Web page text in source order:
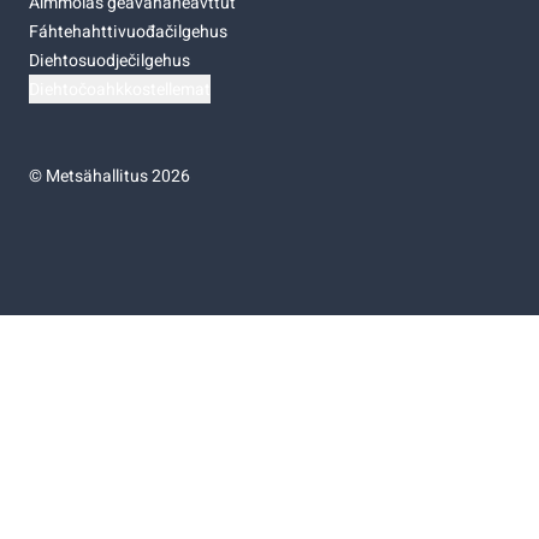
Fáhtehahttivuođačilgehus
Diehtosuodječilgehus
©Metsähallitus 2026